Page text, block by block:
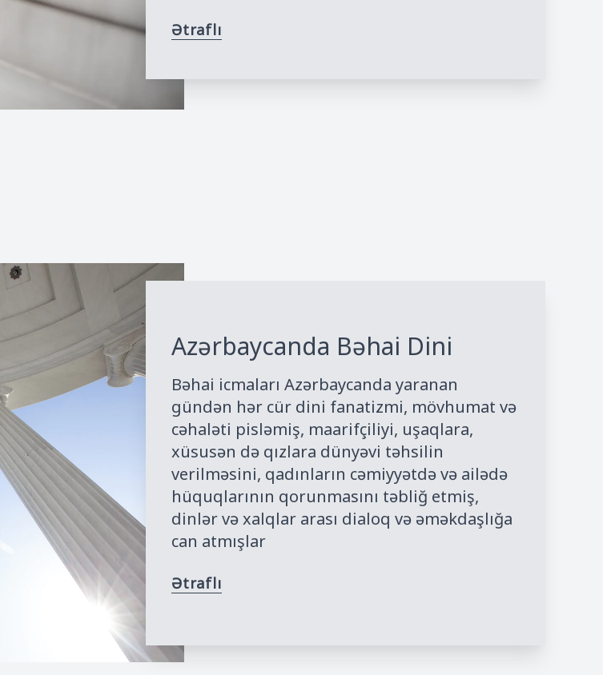
Ətraflı
Azərbaycanda Bəhai Dini
Bəhai icmaları Azərbaycanda yaranan
gündən hər cür dini fanatizmi, mövhumat və
cəhaləti pisləmiş, maarifçiliyi, uşaqlara,
xüsusən də qızlara dünyəvi təhsilin
verilməsini, qadınların cəmiyyətdə və ailədə
hüquqlarının qorunmasını təbliğ etmiş,
dinlər və xalqlar arası dialoq və əməkdaşlığa
can atmışlar
Ətraflı